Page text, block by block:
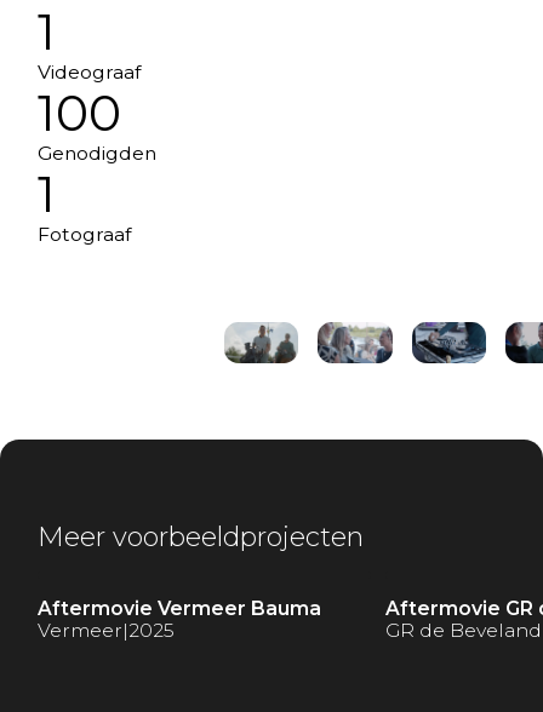
1
Videograaf
100
Genodigden
1
Fotograaf
Meer voorbeeldprojecten
Aftermovie Vermeer Bauma
Vermeer|2025
Aftermovie GR
GR de